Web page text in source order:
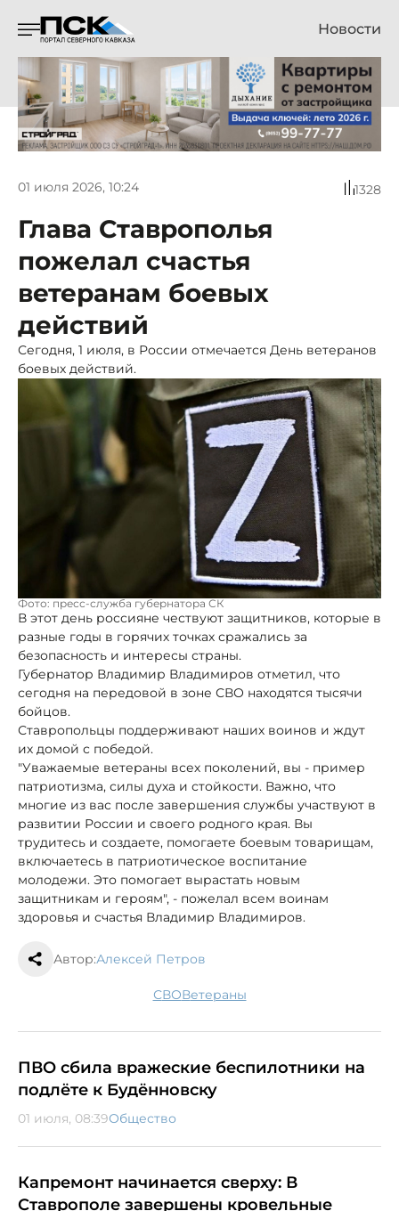
Новости
01 июля 2026, 10:24 1328
Глава Ставрополья
пожелал счастья
ветеранам боевых
действий
Сегодня, 1 июля, в России отмечается День ветеранов
боевых действий.
Фото: пресс-служба губернатора СК
В этот день россияне чествуют защитников, которые в
разные годы в горячих точках сражались за
безопасность и интересы страны.
Губернатор Владимир Владимиров отметил, что
сегодня на передовой в зоне СВО находятся тысячи
бойцов.
Ставропольцы поддерживают наших воинов и ждут
их домой с победой.
"Уважаемые ветераны всех поколений, вы - пример
патриотизма, силы духа и стойкости. Важно, что
многие из вас после завершения службы участвуют в
развитии России и своего родного края. Вы
трудитесь и создаете, помогаете боевым товарищам,
включаетесь в патриотическое воспитание
молодежи. Это помогает вырастать новым
защитникам и героям", - пожелал всем воинам
здоровья и счастья Владимир Владимиров.
Автор:Алексей Петров
СВО ветераны
ПВО сбила вражеские беспилотники на
подлёте к Будённовску
01 июля, 08:39Общество
Капремонт начинается сверху: В
Ставрополе завершены кровельные